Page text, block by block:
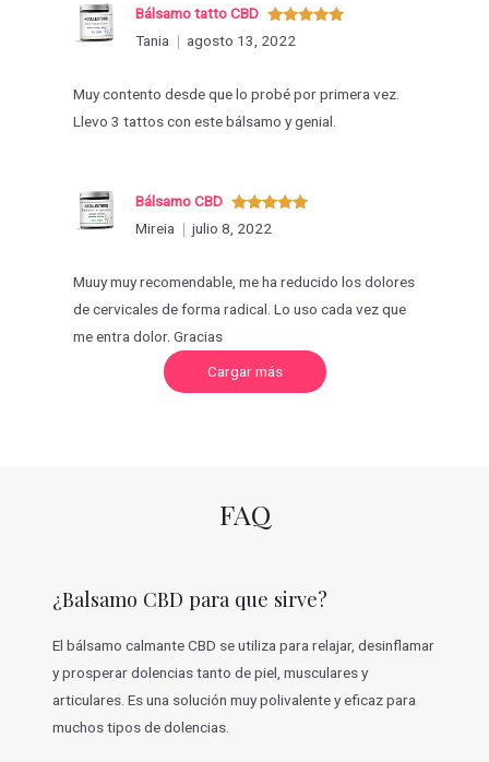
Valorado
con
Bálsamo tatto CBD
Tania
agosto 13, 2022
Muy contento desde que lo probé por primera vez.
Llevo 3 tattos con este bálsamo y genial.
Valorado
con5de 5
Bálsamo CBD
Mireia
julio 8, 2022
Muuy muy recomendable, me ha reducido los dolores
de cervicales de forma radical. Lo uso cada vez que
me entra dolor. Gracias
Cargar másC
r
i
o
e
s
FAQ
¿Balsamo CBD para que sirve?
El bálsamo calmante CBD se utiliza para relajar, desinflamar
y prosperar dolencias tanto de piel, musculares y
articulares. Es una solución muy polivalente y eficaz para
muchos tipos de dolencias.